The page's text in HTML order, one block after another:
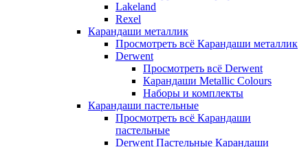
Lakeland
Rexel
Карандаши металлик
Просмотреть всё Карандаши металлик
Derwent
Просмотреть всё Derwent
Карандаши Metallic Colours
Наборы и комплекты
Карандаши пастельные
Просмотреть всё Карандаши
пастельные
Derwent Пастельные Карандаши